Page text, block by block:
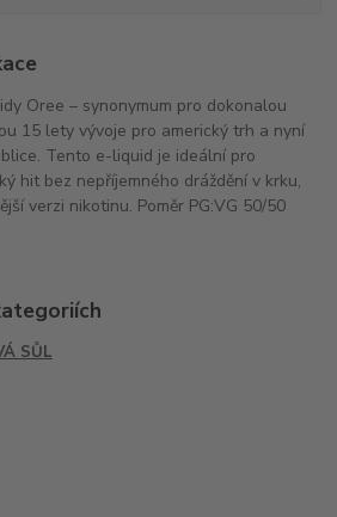
Oree – synonymum pro dokonalou
15 lety vývoje pro americký trh a nyní
Tento e-liquid je ideální pro
hit bez nepříjemného dráždění v krku,
verzi nikotinu. Poměr PG:VG 50/50
SŮL